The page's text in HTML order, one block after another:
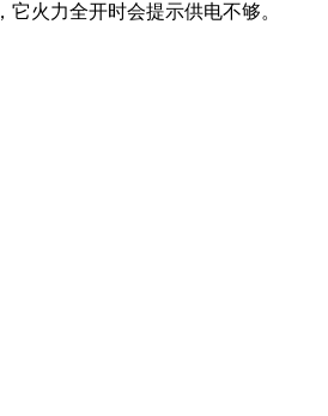
火力全开时会提示供电不够。